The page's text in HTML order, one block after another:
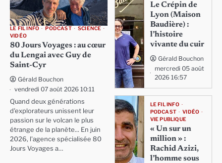
LE FIL INFO PODCAST
SCIENCE
VIDÉO
80 Jours Voyages : au cœur
du Lengai avec Guy de
Saint-Cyr
Gérald Bouchon
vendredi 07 août 2026 10:11
Quand deux générations
d'explorateurs unissent leur
passion sur le volcan le plus
étrange de la planète... En juin
2026, l'agence spécialisée 80
Jours Voyages a…
Le Crépin de
Lyon (Maison
Baudière) :
l’histoire
vivante du cuir
Gérald Bouchon
mercredi 05 août
2026 16:57
LE FIL INFO
PODCAST
VIDÉO
VIE PUBLIQUE
« Un sur un
million » :
Rachid Azizi,
l’homme sous